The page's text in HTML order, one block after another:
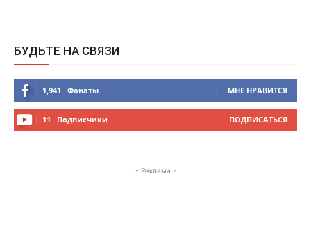
БУДЬТЕ НА СВЯЗИ
1,941 Фанаты МНЕ НРАВИТСЯ
11 Подписчики ПОДПИСАТЬСЯ
- Реклама -